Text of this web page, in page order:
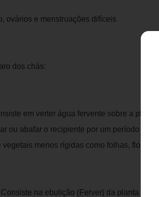
ovários e menstruações difíceis
dos chás:
em verter água fervente sobre a planta
ou abafar o recipiente por um período de
vegetais menos rígidas como folhas, flores,
na ebulição (Ferver) da planta ou